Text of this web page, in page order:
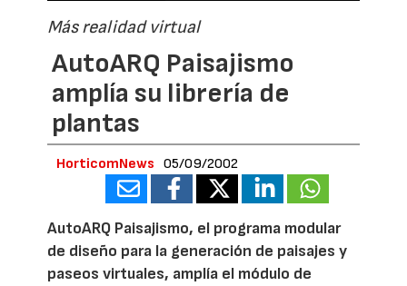
Más realidad virtual
AutoARQ Paisajismo
amplía su librería de
plantas
HorticomNews 05/09/2002
AutoARQ Paisajismo, el programa modular
de diseño para la generación de paisajes y
paseos virtuales, amplía el módulo de